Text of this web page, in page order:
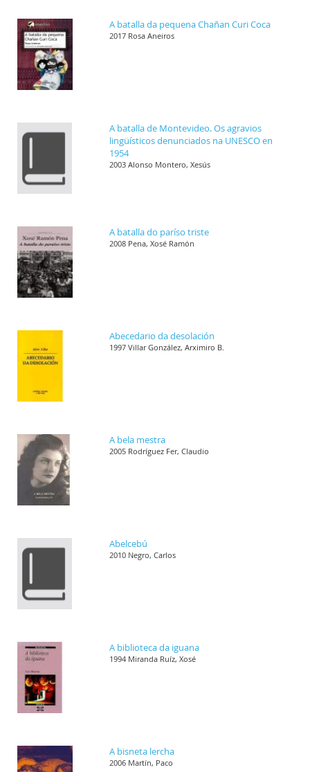
A batalla da pequena Chañan Curi Coca
2017 Rosa Aneiros
A batalla de Montevideo. Os agravios
lingüísticos denunciados na UNESCO en
1954
2003 Alonso Montero, Xesús
A batalla do paríso triste
2008 Pena, Xosé Ramón
Abecedario da desolación
1997 Villar González, Arximiro B.
A bela mestra
2005 Rodríguez Fer, Claudio
Abelcebú
2010 Negro, Carlos
A biblioteca da iguana
1994 Miranda Ruíz, Xosé
A bisneta lercha
2006 Martín, Paco